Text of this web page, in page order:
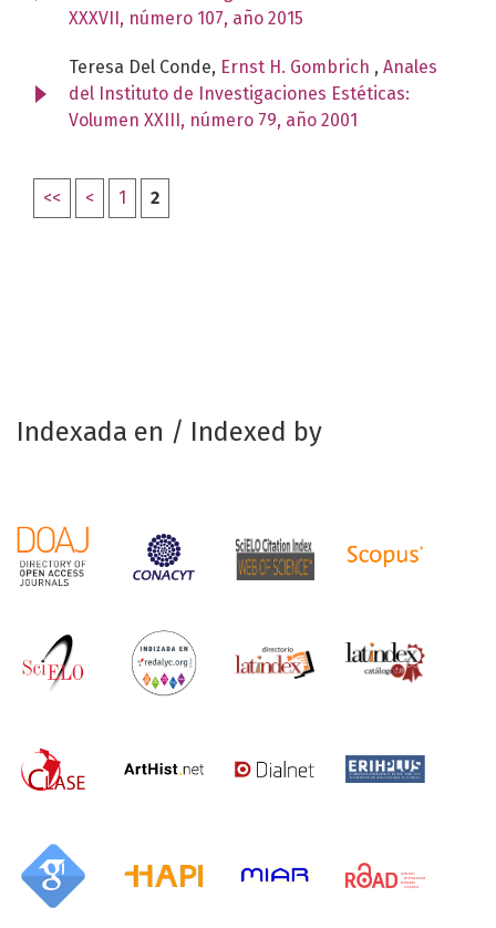
XXXVII, número 107, año 2015
Teresa Del Conde, Ernst H. Gombrich , Anales
del Instituto de Investigaciones Estéticas:
Volumen XXIII, número 79, año 2001
<< < 1 2
Indexada en / Indexed by